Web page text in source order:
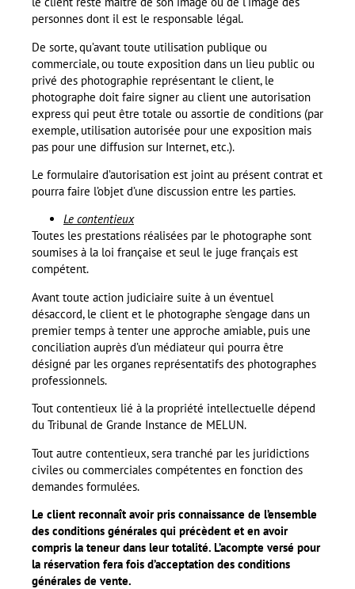
personnes dont il est le responsable légal.
De sorte, qu’avant toute utilisation publique ou
commerciale, ou toute exposition dans un lieu public ou
privé des photographie représentant le client, le
photographe doit faire signer au client une autorisation
express qui peut être totale ou assortie de conditions (par
exemple, utilisation autorisée pour une exposition mais
pas pour une diffusion sur Internet, etc.).
Le formulaire d’autorisation est joint au présent contrat et
pourra faire l’objet d’une discussion entre les parties.
Le contentieux
Toutes les prestations réalisées par le photographe sont
soumises à la loi française et seul le juge français est
compétent.
Avant toute action judiciaire suite à un éventuel
désaccord, le client et le photographe s’engage dans un
premier temps à tenter une approche amiable, puis une
conciliation auprès d’un médiateur qui pourra être
désigné par les organes représentatifs des photographes
professionnels.
Tout contentieux lié à la propriété intellectuelle dépend
du Tribunal de Grande Instance de MELUN.
Tout autre contentieux, sera tranché par les juridictions
civiles ou commerciales compétentes en fonction des
demandes formulées.
Le client reconnaît avoir pris connaissance de l’ensemble
des conditions générales qui précèdent et en avoir
compris la teneur dans leur totalité. L’acompte versé pour
la réservation fera fois d’acceptation des conditions
générales de vente.